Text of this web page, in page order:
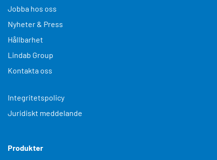
Jobba hos oss
Nyheter & Press
Hållbarhet
Lindab Group
Kontakta oss
Integritetspolicy
Juridiskt meddelande
Produkter